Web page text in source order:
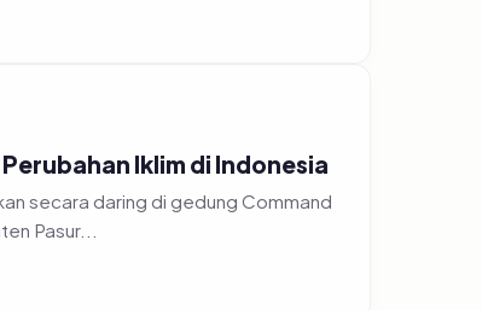
Iklim di Indonesia
Pasur...